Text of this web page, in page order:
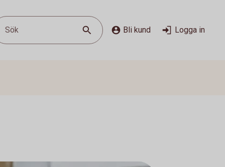
Sök Bli kund Logga in